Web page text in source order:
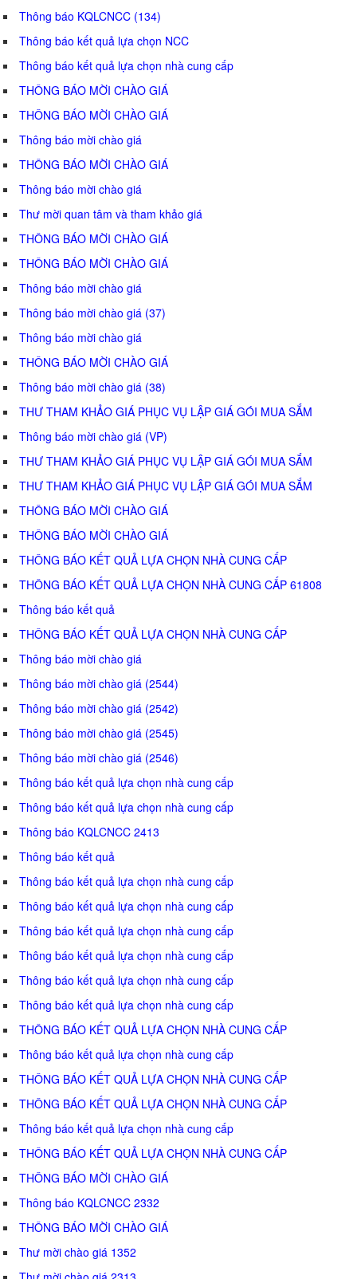
Thông báo KQLCNCC (134)
Thông báo kết quả lựa chọn NCC
Thông báo kết quả lựa chọn nhà cung cấp
THÔNG BÁO MỜI CHÀO GIÁ
THÔNG BÁO MỜI CHÀO GIÁ
Thông báo mời chào giá
THÔNG BÁO MỜI CHÀO GIÁ
Thông báo mời chào giá
Thư mời quan tâm và tham khảo giá
THÔNG BÁO MỜI CHÀO GIÁ
THÔNG BÁO MỜI CHÀO GIÁ
Thông báo mời chào giá
Thông báo mời chào giá (37)
Thông báo mời chào giá
THÔNG BÁO MỜI CHÀO GIÁ
Thông báo mời chào giá (38)
THƯ THAM KHẢO GIÁ PHỤC VỤ LẬP GIÁ GÓI MUA SẮM
Thông báo mời chào giá (VP)
THƯ THAM KHẢO GIÁ PHỤC VỤ LẬP GIÁ GÓI MUA SẮM
THƯ THAM KHẢO GIÁ PHỤC VỤ LẬP GIÁ GÓI MUA SẮM
THÔNG BÁO MỜI CHÀO GIÁ
THÔNG BÁO MỜI CHÀO GIÁ
THÔNG BÁO KẾT QUẢ LỰA CHỌN NHÀ CUNG CẤP
THÔNG BÁO KẾT QUẢ LỰA CHỌN NHÀ CUNG CẤP 61808
Thông báo kết quả
THÔNG BÁO KẾT QUẢ LỰA CHỌN NHÀ CUNG CẤP
Thông báo mời chào giá
Thông báo mời chào giá (2544)
Thông báo mời chào giá (2542)
Thông báo mời chào giá (2545)
Thông báo mời chào giá (2546)
Thông báo kết quả lựa chọn nhà cung cấp
Thông báo kết quả lựa chọn nhà cung cấp
Thông báo KQLCNCC 2413
Thông báo kết quả
Thông báo kết quả lựa chọn nhà cung cấp
Thông báo kết quả lựa chọn nhà cung cấp
Thông báo kết quả lựa chọn nhà cung cấp
Thông báo kết quả lựa chọn nhà cung cấp
Thông báo kết quả lựa chọn nhà cung cấp
Thông báo kết quả lựa chọn nhà cung cấp
THÔNG BÁO KẾT QUẢ LỰA CHỌN NHÀ CUNG CẤP
Thông báo kết quả lựa chọn nhà cung cấp
THÔNG BÁO KẾT QUẢ LỰA CHỌN NHÀ CUNG CẤP
THÔNG BÁO KẾT QUẢ LỰA CHỌN NHÀ CUNG CẤP
Thông báo kết quả lựa chọn nhà cung cấp
THÔNG BÁO KẾT QUẢ LỰA CHỌN NHÀ CUNG CẤP
THÔNG BÁO MỜI CHÀO GIÁ
Thông báo KQLCNCC 2332
THÔNG BÁO MỜI CHÀO GIÁ
Thư mời chào giá 1352